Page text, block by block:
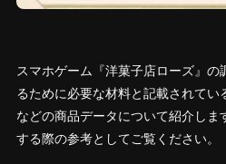
スマホゲーム『洋菓子店ローズ』
るために必要な材料と記載されてい
などの商品データについて紹介し
する際の参考としてご覧ください。